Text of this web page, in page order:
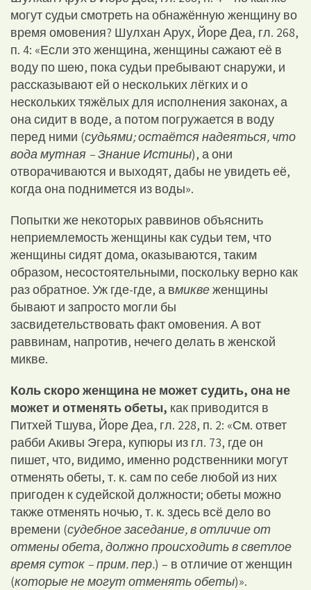
могут судьи смотреть на обнажённую женщину во
время омовения? Шулхан Арух, Йоре Деа, гл. 268,
п. 4: «Если это женщина, женщины сажают её в
воду по шею, пока судьи пребывают снаружи, и
рассказывают ей о нескольких лёгких и о
нескольких тяжёлых для исполнения законах, а
она сидит в воде, а потом погружается в воду
перед ними (судьями; остаётся надеяться, что
вода мутная – Знание Истины), а они
отворачиваются и выходят, дабы не увидеть её,
когда она поднимется из воды».
Попытки же некоторых раввинов объяснить
неприемлемость женщины как судьи тем, что
женщины сидят дома, оказываются, таким
образом, несостоятельными, поскольку верно как
раз обратное. Уж где-где, а вмиквеженщины
бывают и запросто могли бы
засвидетельствовать факт омовения. А вот
раввинам, напротив, нечего делать в женской
микве.
Коль скоро женщина не может судить, она не
может и отменять обеты, как приводится в
Питхей Тшува, Йоре Деа, гл. 228, п. 2: «См. ответ
рабби Акивы Эгера, купюры из гл. 73, где он
пишет, что, видимо, именно родственники могут
отменять обеты, т. к. сам по себе любой из них
пригоден к судейской должности; обеты можно
также отменять ночью, т. к. здесь всё дело во
времени (судебное заседание, в отличие от
отмены обета, должно происходить в светлое
время суток –прим. пер.) – в отличие от женщин
(которые не могут отменять обеты)».